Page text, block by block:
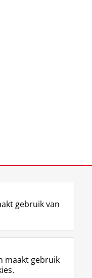
L
i
k
e
R
S
-
f
I
n
t
Y
o
T
gebruik van
maakt gebruik